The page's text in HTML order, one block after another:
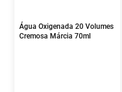
Água Oxigenada 20 Volumes
Cremosa Márcia 70ml